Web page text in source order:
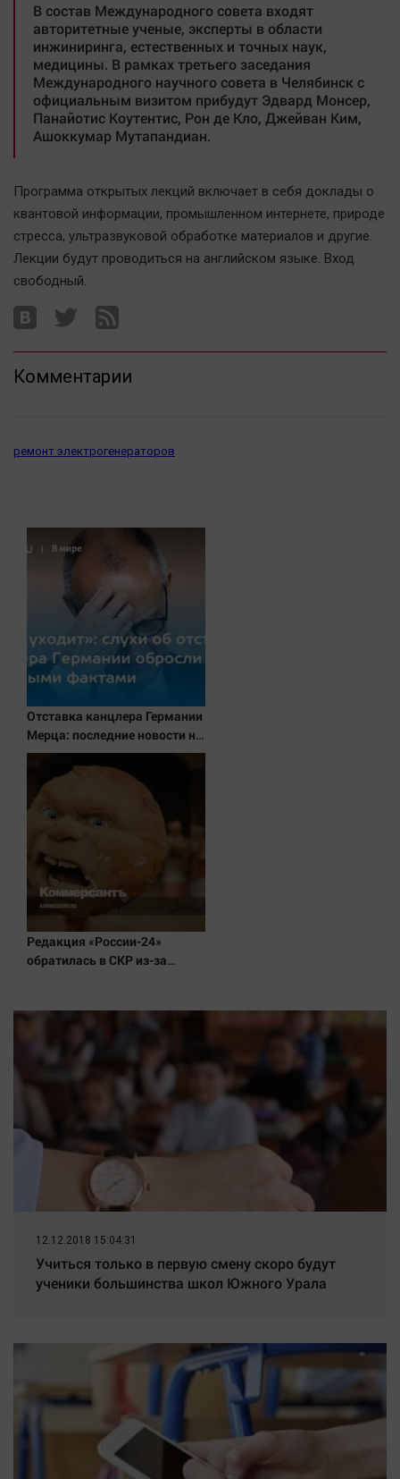
Новости компаний
Прогулки по городу Ч
Спецпроект
Статистика
Bookworms
English version
Online-консультация
Актуальная тема
Быстрый медиазавод
Интервью
Народная журналистика
Наука
Обсуждаем
Отдых
Последняя инстанция
Светская жизнь
Тенденции
Точка на карте
В состав Международного совета входят
авторитетные ученые, эксперты в области
инжиниринга, естественных и точных наук,
медицины. В рамках третьего заседания
Международного научного совета в Челябинск с
официальным визитом прибудут Эдвард Монсер,
Панайотис Коутентис, Рон де Кло, Джейван Ким,
Ашоккумар Мутапандиан.
Программа открытых лекций включает в себя доклады о
квантовой информации, промышленном интернете, природе
стресса, ультразвуковой обработке материалов и другие.
Лекции будут проводиться на английском языке. Вход
свободный.
Комментарии
ремонт электрогенераторов
Отставка канцлера Германии
Мерца: последние новости на
7 августа 2026 и прогнозы
Редакция «России-24»
обратилась в СКР из-за
12.12.2018 15:04:31
Учиться только в первую смену скоро будут
ученики большинства школ Южного Урала